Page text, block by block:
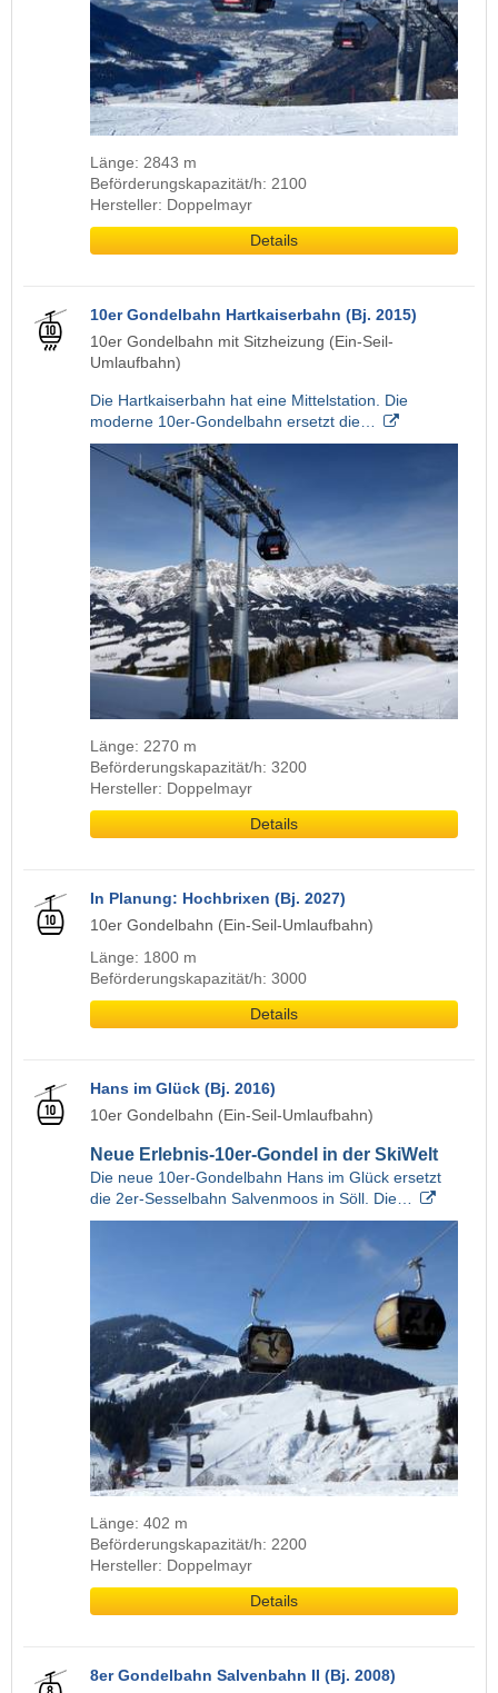
Länge: 2843 m
Beförderungskapazität/h: 2100
Hersteller: Doppelmayr
Details
10er Gondelbahn Hartkaiserbahn (Bj. 2015)
10er Gondelbahn mit Sitzheizung (Ein-Seil-
Umlaufbahn)
Die Hartkaiserbahn hat eine Mittelstation. Die
moderne 10er-Gondelbahn ersetzt die…
Länge: 2270 m
Beförderungskapazität/h: 3200
Hersteller: Doppelmayr
Details
In Planung: Hochbrixen (Bj. 2027)
10er Gondelbahn (Ein-Seil-Umlaufbahn)
Länge: 1800 m
Beförderungskapazität/h: 3000
Details
Hans im Glück (Bj. 2016)
10er Gondelbahn (Ein-Seil-Umlaufbahn)
Neue Erlebnis-10er-Gondel in der SkiWelt
Die neue 10er-Gondelbahn Hans im Glück ersetzt
die 2er-Sesselbahn Salvenmoos in Söll. Die…
Länge: 402 m
Beförderungskapazität/h: 2200
Hersteller: Doppelmayr
Details
8er Gondelbahn Salvenbahn II (Bj. 2008)